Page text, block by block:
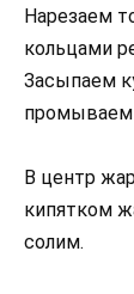
Нарезаем
кольцами
Засыпаем
промываем
В центр
кипятком
солим.